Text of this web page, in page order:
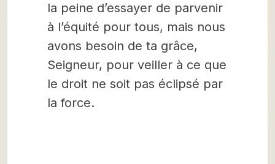
la peine d’essayer de parvenir
à l’équité pour tous, mais nous
avons besoin de ta grâce,
Seigneur, pour veiller à ce que
le droit ne soit pas éclipsé par
la force.